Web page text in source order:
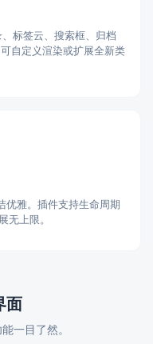
标签云、搜索框、归档
自定义渲染或扩展全新类
优雅。插件支持生命周期
无上限。
面
一目了然。